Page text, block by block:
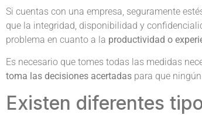
Si cuentas con una empresa, seguramente
que la integridad, disponibilidad y
problema en cuanto a la productividad o
Es necesario que tomes todas las medidas
toma las decisiones acertadas para que
Existen diferentes